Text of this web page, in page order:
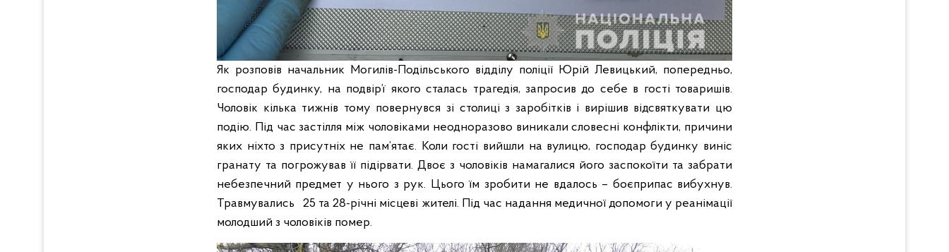
Як розповів начальник Могилів-Подільського відділу поліції Юрій Левицький, попередньо,
господар будинку, на подвір’ї якого сталась трагедія, запросив до себе в гості товаришів.
Чоловік кілька тижнів тому повернувся зі столиці з заробітків і вирішив відсвяткувати цю
подію. Під час застілля між чоловіками неодноразово виникали словесні конфлікти, причини
яких ніхто з присутніх не пам’ятає. Коли гості вийшли на вулицю, господар будинку виніс
гранату та погрожував її підірвати. Двоє з чоловіків намагалися його заспокоїти та забрати
небезпечний предмет у нього з рук. Цього їм зробити не вдалось – боєприпас вибухнув.
Травмувались 25 та 28-річні місцеві жителі. Під час надання медичної допомоги у реанімації
молодший з чоловіків помер.